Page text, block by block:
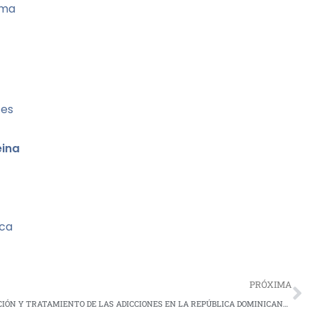
PRÓXIMA
“LA SEMANAL DE LAS ASFL DE PREVENCIÓN Y TRATAMIENTO DE LAS ADICCIONES EN LA REPÚBLICA DOMINICANA”, SE REALIZA HOY LUNES 22 DE SEPTIEMBRE, 2025, DESDE EL CONSEJO NACIONAL DE DROGAS.